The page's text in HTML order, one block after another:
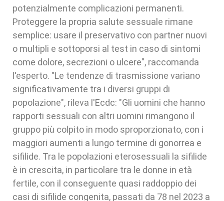
potenzialmente complicazioni permanenti.
Proteggere la propria salute sessuale rimane
semplice: usare il preservativo con partner nuovi
o multipli e sottoporsi al test in caso di sintomi
come dolore, secrezioni o ulcere", raccomanda
l'esperto. "Le tendenze di trasmissione variano
significativamente tra i diversi gruppi di
popolazione", rileva l'Ecdc: "Gli uomini che hanno
rapporti sessuali con altri uomini rimangono il
gruppo più colpito in modo sproporzionato, con i
maggiori aumenti a lungo termine di gonorrea e
sifilide. Tra le popolazioni eterosessuali la sifilide
è in crescita, in particolare tra le donne in età
fertile, con il conseguente quasi raddoppio dei
casi di sifilide congenita, passati da 78 nel 2023 a